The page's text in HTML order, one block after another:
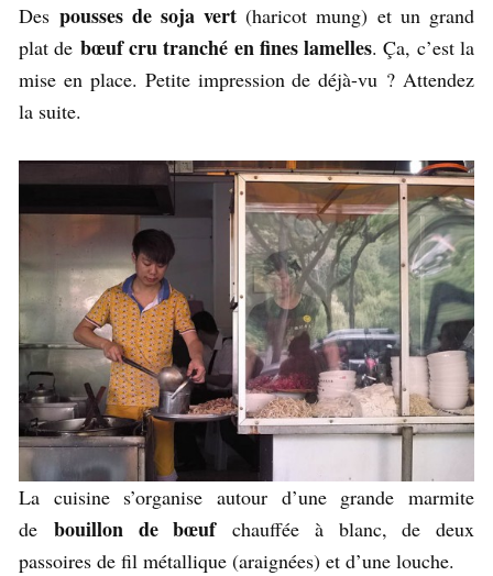
Des pousses de soja vert(haricot mung) et un grand
plat de bœuf cru tranché en fines lamelles. Ça, c’est la
mise en place. Petite impression de déjà-vu ? Attendez
la suite.
La cuisine s’organise autour d’une grande marmite
de bouillon de bœufchauffée à blanc, de deux
passoires de fil métallique (araignées) et d’une louche.